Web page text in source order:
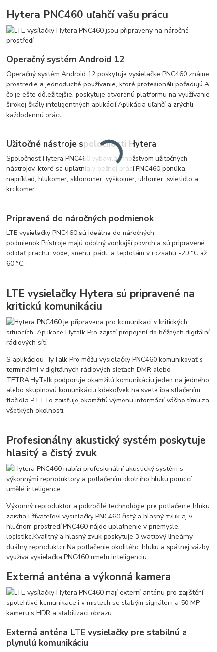
Hytera PNC460 uľahčí vašu prácu
Operačný systém Android 12
Operačný systém Android 12 poskytuje vysielačke PNC460 známe
prostredie a jednoduché používanie, ktoré profesionáli požadujú.A
čo je ešte dôležitejšie, poskytuje otvorenú platformu na využívanie
širokej škály inteligentných aplikácií.Aplikácia uľahčí a zrýchli
každodennú prácu.
Užitočné nástroje spoločnosti Hytera
Spoločnosť Hytera PNC460 vybavila množstvom užitočných
nástrojov, ktoré sa uplatnia v bežnej práci.PNC460 ponúka
napríklad, hlukomer, sklonomer, výškomer, uhlomer, svietidlo a
krokomer.
Pripravená do náročných podmienok
LTE vysielačky PNC460 sú ideálne do náročných
podmienok.Prístroje majú odolný vonkajší povrch a sú pripravené
odolať prachu, vode, snehu, pádu a teplotám v rozsahu -20 °C až
60 °C.
LTE vysielačky Hytera sú pripravené na
kritickú komunikáciu
S aplikáciou HyTalk Pro môžu vysielačky PNC460 komunikovať s
terminálmi v digitálnych rádiových sieťach DMR alebo
TETRA.HyTalk podporuje okamžitú komunikáciu jeden na jedného
alebo skupinovú komunikáciu kdekoľvek na svete iba stlačením
tlačidla PTT.To zaisťuje okamžitú výmenu informácií vášho tímu za
všetkých okolnosti.
Profesionálny akustický systém poskytuje
hlasitý a čistý zvuk
Výkonný reproduktor a pokročilé technológie pre potlačenie hluku
zaistia užívateľovi vysielačky PNC460 čistý a hlasný zvuk aj v
hlučnom prostredí.PNC460 nájde uplatnenie v priemysle,
logistike.Kvalitný a hlasný zvuk poskytuje 3 wattový lineárny
duálny reproduktor.Na potlačenie okolitého hluku a spätnej väzby
využíva vysielačka PNC460 umelú inteligenciu.
Externá anténa a výkonná kamera
Externá anténa LTE vysielačky pre stabilnú a
plynulú komunikáciu